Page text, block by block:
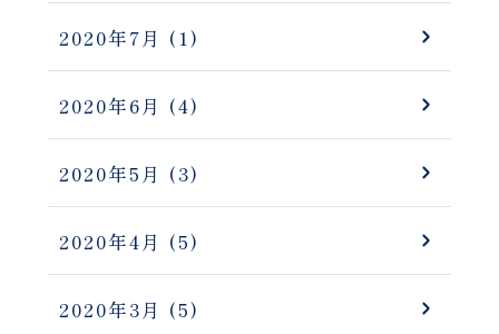
2020年7月 (1)
2020年6月 (4)
2020年5月 (3)
2020年4月 (5)
2020年3月 (5)